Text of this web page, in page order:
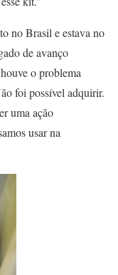
no Brasil e estava no
de avanço
o problema
foi possível adquirir.
uma ação
usar na